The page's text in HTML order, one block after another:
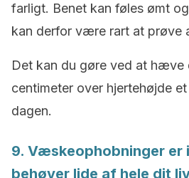
farligt. Benet kan føles ømt
kan derfor være rart at prøve
Det kan du gøre ved at hæve
centimeter over hjertehøjde
dagen.
9. Væskeophobninger er
behøver lide af hele dit